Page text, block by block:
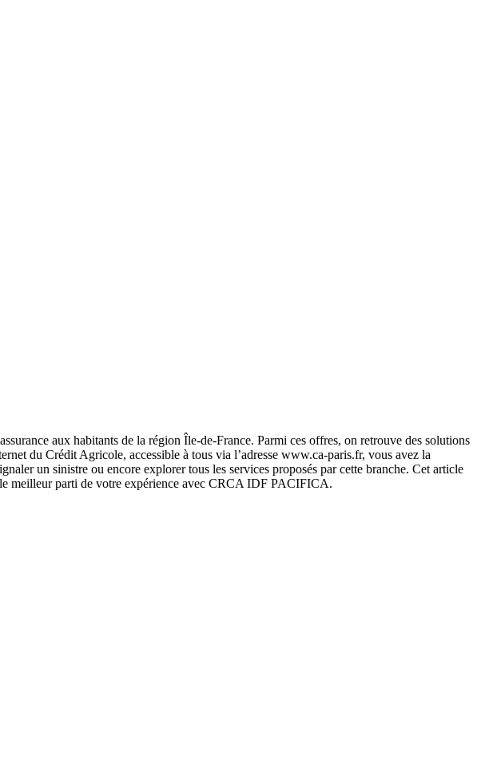
aux habitants de la région Île-de-France. Parmi ces offres, on retrouve des solutions
du Crédit Agricole, accessible à tous via l’adresse www.ca-paris.fr, vous avez la
un sinistre ou encore explorer tous les services proposés par cette branche. Cet article
le meilleur parti de votre expérience avec CRCA IDF PACIFICA.